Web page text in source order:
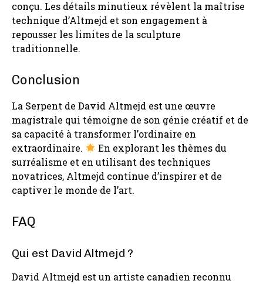
conçu. Les détails minutieux révèlent la maîtrise
technique d’Altmejd et son engagement à
repousser les limites de la sculpture
traditionnelle.
Conclusion
La Serpent de David Altmejd est une œuvre
magistrale qui témoigne de son génie créatif et de
sa capacité à transformer l’ordinaire en
extraordinaire.
En explorant les thèmes du
surréalisme et en utilisant des techniques
novatrices, Altmejd continue d’inspirer et de
captiver le monde de l’art.
FAQ
Qui est David Altmejd ?
David Altmejd est un artiste canadien reconnu